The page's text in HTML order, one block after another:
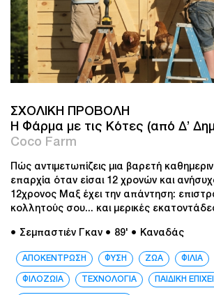
ΣΧΟΛΙΚΗ ΠΡΟΒΟΛΗ
H Φάρμα με τις Κότες (από Δ’
Coco Farm
Πώς αντιμετωπίζεις μια βαρετή
επαρχία όταν είσαι 12 χρονών και
12χρονος Μαξ έχει την απάντηση:
κολλητούς σου... και μερικές
● Σεμπαστιέν Γκαν ● 89' ● Καναδάς
ΑΠΟΚΕΝΤΡΩΣΗ ΦΥΣΗ ΖΩΑ ΦΙΛΙΑ
ΦΙΛΟΖΩΙΑ ΤΕΧΝΟΛΟΓΙΑ ΠΑΙΔΙΚΗ